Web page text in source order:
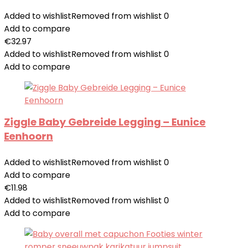
Added to wishlistRemoved from wishlist 0
Add to compare
€32.97
Added to wishlistRemoved from wishlist 0
Add to compare
Ziggle Baby Gebreide Legging – Eunice
Eenhoorn
Added to wishlistRemoved from wishlist 0
Add to compare
€11.98
Added to wishlistRemoved from wishlist 0
Add to compare